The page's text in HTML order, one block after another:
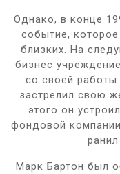
Однако, в конце
событие,
близких. На
бизнес
со своей
застрелил свою
этого он
фондовой
Марк Бартон был